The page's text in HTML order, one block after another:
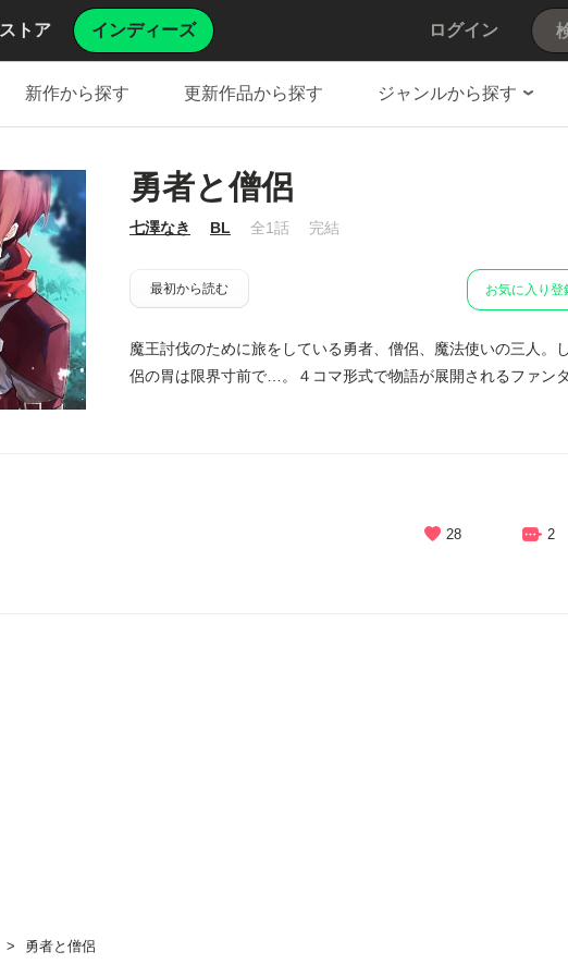
ストア インディーズ ログイン
新作から探す 更新作品から探す ジャンルから探す
勇者と僧侶
七澤なき BL 全1話 完結
最初から読む お気に入り登
魔王討伐のために旅をしている勇者、僧侶、魔法使いの三人。
侶の胃は限界寸前で…。４コマ形式で物語が展開されるファンタ
28 2
勇者と僧侶